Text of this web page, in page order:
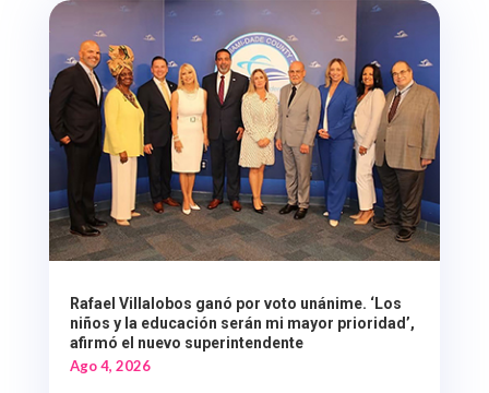
Rafael Villalobos ganó por voto unánime. ‘Los
niños y la educación serán mi mayor prioridad’,
afirmó el nuevo superintendente
Ago 4, 2026